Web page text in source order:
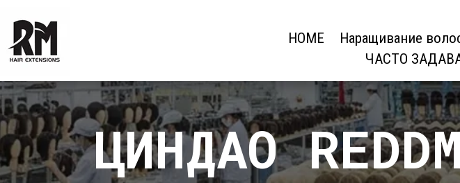
HOME Наращивание
ЧАСТО
ЦИНДАО